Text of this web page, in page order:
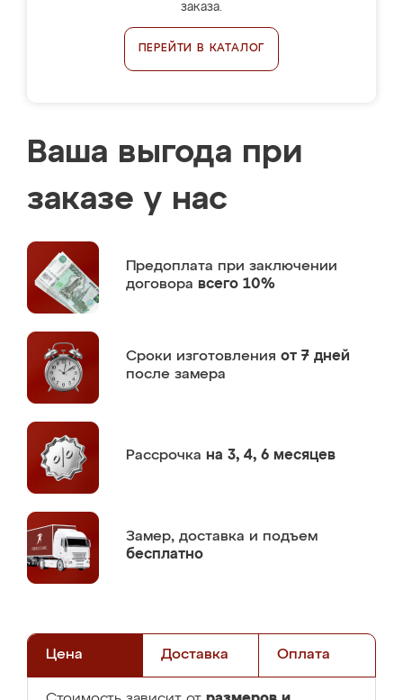
заказа.
ПЕРЕЙТИ В КАТАЛОГ
Ваша выгода при
заказе у нас
Предоплата при заключении
договора всего 10%
Сроки изготовления от 7 дней
после замера
Рассрочка на 3, 4, 6 месяцев
Замер, доставка и подъем
бесплатно
Цена Доставка Оплата